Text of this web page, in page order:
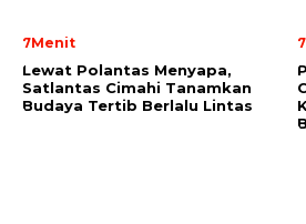
7Menit
Lewat Polantas Menyapa,
Satlantas Cimahi Tanamkan
Budaya Tertib Berlalu Lintas